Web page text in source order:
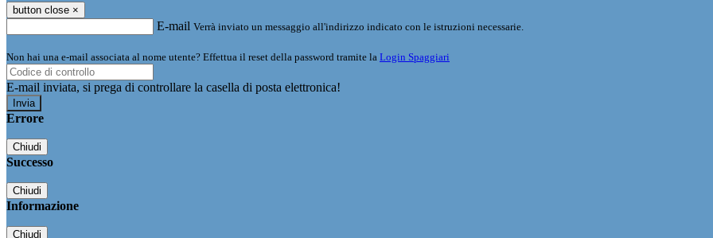
button close ×
E-mail Verrà inviato un messaggio all'indirizzo indicato con le istruzioni necessarie.
Non hai una e-mail associata al nome utente? Effettua il reset della password tramite la Login Spaggiari
E-mail inviata, si prega di controllare la casella di posta elettronica!
Errore
Chiudi
Successo
Chiudi
Informazione
Chiudi